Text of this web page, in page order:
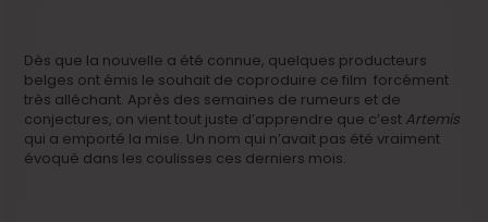
Dès que la nouvelle a été connue, quelques producteurs
belges ont émis le souhait de coproduire ce film forcément
très alléchant. Après des semaines de rumeurs et de
conjectures, on vient tout juste d’apprendre que c’est Artemis
qui a emporté la mise. Un nom qui n’avait pas été vraiment
évoqué dans les coulisses ces derniers mois.